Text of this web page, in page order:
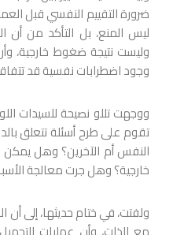
ضرورة التقييم النفسي قبل
ليس المنع، بل التأكد من
وليست نتيجة ضغوط خارجية،
وجود اضطرابات نفسية قد
ووجهت تللو نصيحة للسيدات
تقوم على طرح أسئلة تتعلق
النفس أم الآخرين؟ وهل يمكن
خارجية؟ وهل جرت معالجة
ولفتت، في ختام حديثها، إلى